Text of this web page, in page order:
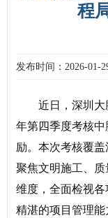
程
发布时间：2026-01-
近日，深圳大
年第四季度考核
励。本次考核覆盖
聚焦文明施工、
维度，全面检视
精湛的项目管理能